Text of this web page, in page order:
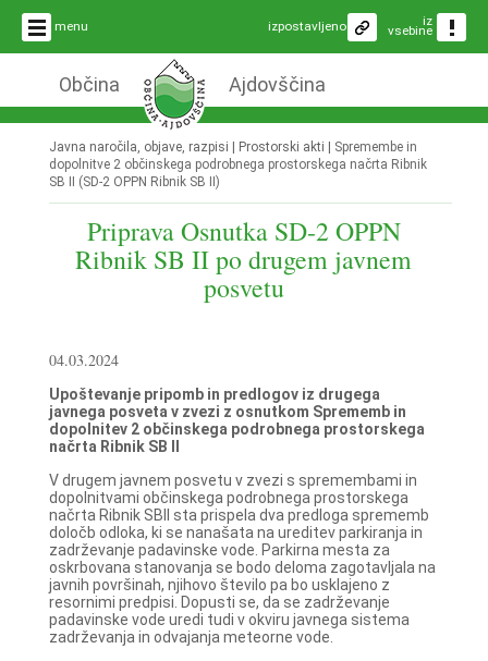
menu iz
vsebine
izpostavljeno
Občina Ajdovščina
Javna naročila, objave, razpisi | Prostorski akti | Spremembe in
dopolnitve 2 občinskega podrobnega prostorskega načrta Ribnik
SB II (SD-2 OPPN Ribnik SB II)
Priprava Osnutka SD-2 OPPN
Ribnik SB II po drugem javnem
posvetu
04.03.2024
Upoštevanje pripomb in predlogov iz drugega
javnega posveta v zvezi z osnutkom Sprememb in
dopolnitev 2 občinskega podrobnega prostorskega
načrta Ribnik SB II
V drugem javnem posvetu v zvezi s spremembami in
dopolnitvami občinskega podrobnega prostorskega
načrta Ribnik SBII sta prispela dva predloga sprememb
določb odloka, ki se nanašata na ureditev parkiranja in
zadrževanje padavinske vode. Parkirna mesta za
oskrbovana stanovanja se bodo deloma zagotavljala na
javnih površinah, njihovo število pa bo usklajeno z
resornimi predpisi. Dopusti se, da se zadrževanje
padavinske vode uredi tudi v okviru javnega sistema
zadrževanja in odvajanja meteorne vode.